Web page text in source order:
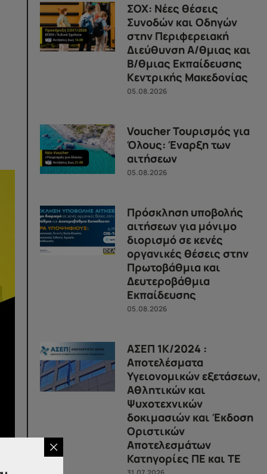
ΣΟΧ: Νέες θέσεις
Συνοδών και Οδηγών
στην Περιφερειακή
Διεύθυνση Α/θμιας και
Β/θμιας Εκπαίδευσης
Κεντρικής Μακεδονίας
05.08.2026
Voucher Τουρισμός για
Όλους: Έναρξη των
αιτήσεων
05.08.2026
Πρόσκληση υποβολής
αιτήσεων για μόνιμο
διορισμό σε κενές
οργανικές θέσεις στην
Πρωτοβάθμια και
Δευτεροβάθμια
Εκπαίδευσης
05.08.2026
ΑΣΕΠ 1Κ/2024 :
Αποτελέσματα
Υγειονομικών εξετάσεων,
Αθλητικών και
Ψυχοτεχνικών
δοκιμασιών και Έκδοση
Οριστικών
Αποτελεσμάτων
Κατηγορίες ΠΕ και ΤΕ